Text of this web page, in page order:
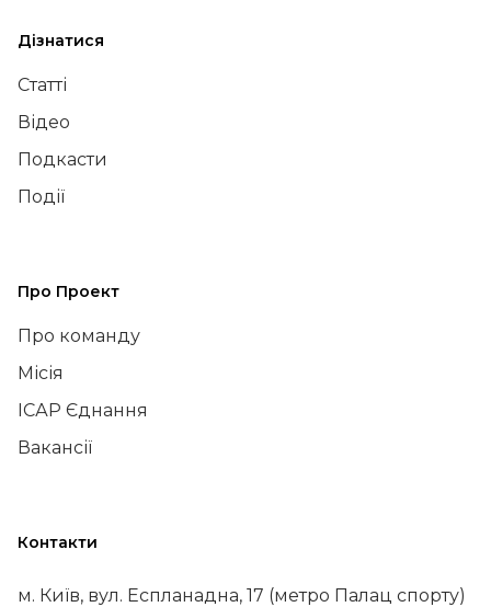
Дізнатися
Статті
Відео
Подкасти
Події
Про Проект
Про команду
Місія
ІСАР Єднання
Вакансії
Контакти
м. Київ, вул. Еспланадна, 17 (метро Палац спорту)